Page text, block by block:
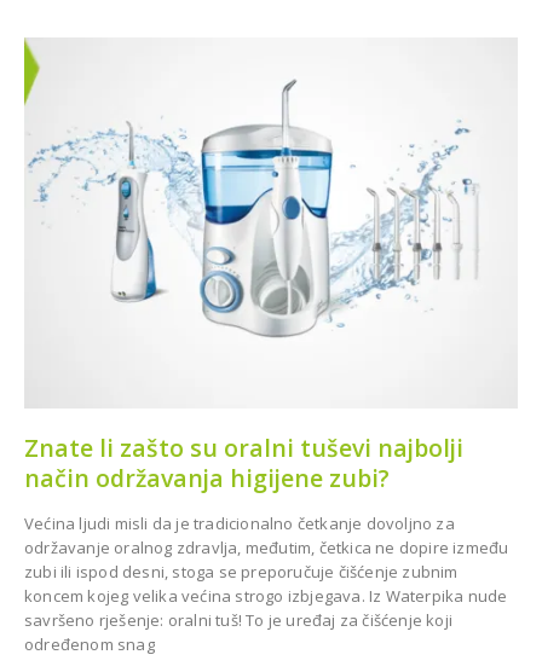
Znate li zašto su oralni tuševi najbolji
način održavanja higijene zubi?
Većina ljudi misli da je tradicionalno četkanje dovoljno za
održavanje oralnog zdravlja, međutim, četkica ne dopire između
zubi ili ispod desni, stoga se preporučuje čišćenje zubnim
koncem kojeg velika većina strogo izbjegava. Iz Waterpika nude
savršeno rješenje: oralni tuš! To je uređaj za čišćenje koji
određenom snag